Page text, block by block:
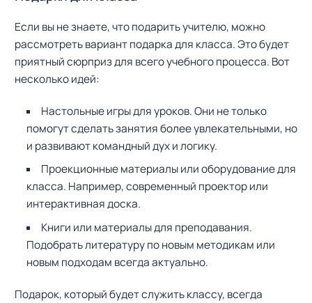
Если вы не знаете, что подарить учителю, можно
рассмотреть вариант подарка для класса. Это будет
приятный сюрприз для всего учебного процесса. Вот
несколько идей:
Настольные игры для уроков. Они не только
помогут сделать занятия более увлекательными, но
и развивают командный дух и логику.
Проекционные материалы или оборудование для
класса. Например, современный проектор или
интерактивная доска.
Книги или материалы для преподавания.
Подобрать литературу по новым методикам или
новым подходам всегда актуально.
Подарок, который будет служить классу, всегда